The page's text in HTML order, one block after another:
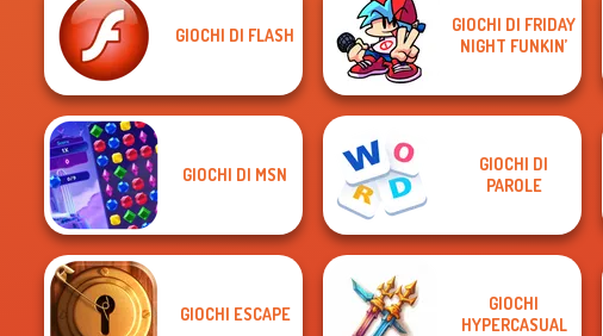
GIOCHI DI FLASH
GIOCHI DI FRIDAY
NIGHT FUNKIN’
GIOCHI DI MSN
GIOCHI DI
PAROLE
GIOCHI ESCAPE
GIOCHI
HYPERCASUAL